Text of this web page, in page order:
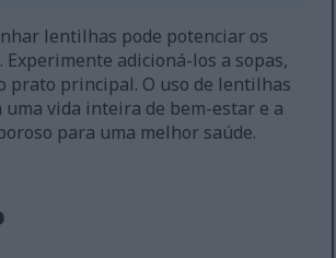
lentilhas pode potenciar os
Experimente adicioná-los a sopas,
prato principal. O uso de lentilhas
uma vida inteira de bem-estar e a
para uma melhor saúde.